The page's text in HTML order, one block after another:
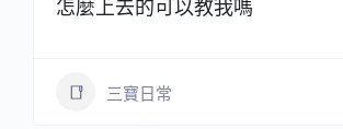
怎麼上去的可以教我嗎
三寶日常